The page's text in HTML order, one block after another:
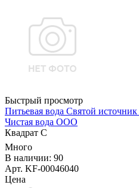
Быстрый просмотр
Питьевая вода Святой источник
Чистая вода ООО
Квадрат С
Много
В наличии: 90
Арт. KF-00046040
Цена